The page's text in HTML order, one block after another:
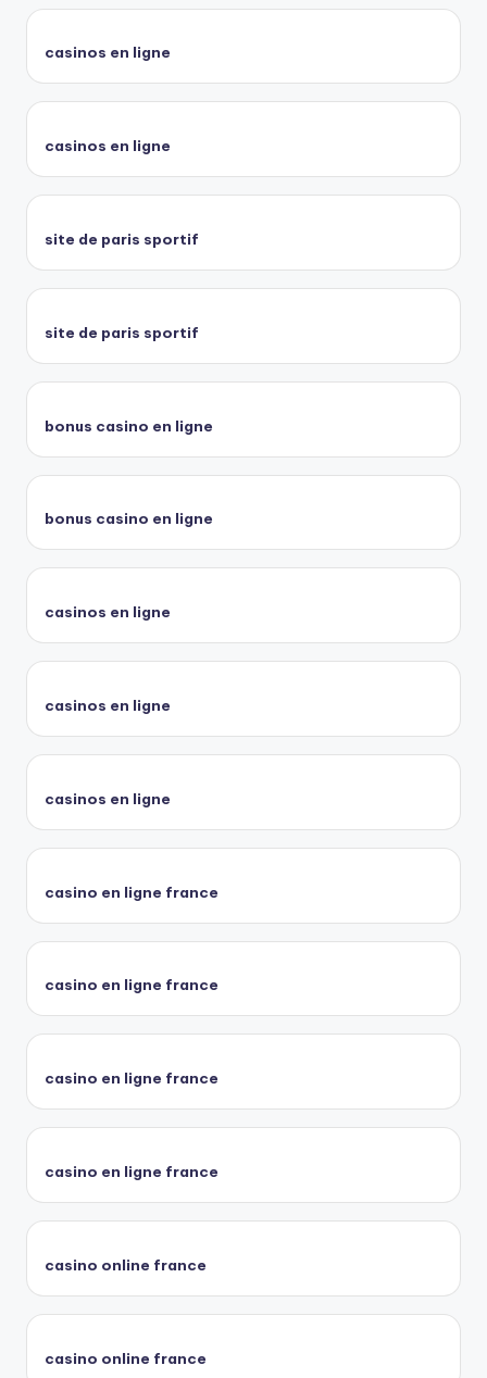
casinos en ligne
casinos en ligne
site de paris sportif
site de paris sportif
bonus casino en ligne
bonus casino en ligne
casinos en ligne
casinos en ligne
casinos en ligne
casino en ligne france
casino en ligne france
casino en ligne france
casino en ligne france
casino online france
casino online france